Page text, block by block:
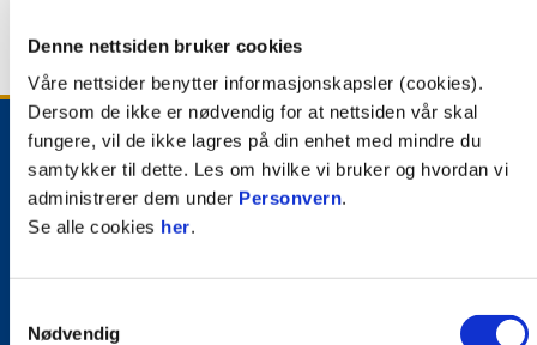
Denne nettsiden bruker cookies
Våre nettsider benytter informasjonskapsler (cookies).
Dersom de ikke er nødvendig for at nettsiden vår skal
fungere, vil de ikke lagres på din enhet med mindre du
samtykker til dette. Les om hvilke vi bruker og hvordan vi
administrerer dem under Personvern.
Se alle cookies her.
Nødvendig